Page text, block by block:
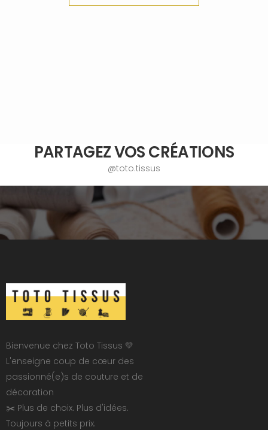
PARTAGEZ VOS CRÉATIONS
@toto.tissus
Bienvenue chez Toto Tissus 💛
L'enseigne coup de cœur des
passionné(e)s de couture et de
décoration
✂️ Plus de choix. Plus d'idées.
Toujours à petits prix.